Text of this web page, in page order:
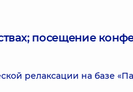
посещение
релаксации на базе